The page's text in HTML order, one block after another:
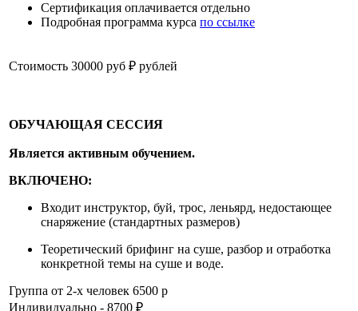
Сертификация оплачивается отдельно
Подробная программа курса по ссылке
Стоимость 30000 руб ₽ рублей
ОБУЧАЮЩАЯ СЕССИЯ
Является активным обучением.
ВКЛЮЧЕНО:
Входит инструктор, буй, трос, леньярд, недостающее
снаряжение (стандартных размеров)
Теоретический брифинг на суше, разбор и отработка
конкретной темы на суше и воде.
Группа от 2-х человек 6500 р
Индивидуально - 8700 ₽